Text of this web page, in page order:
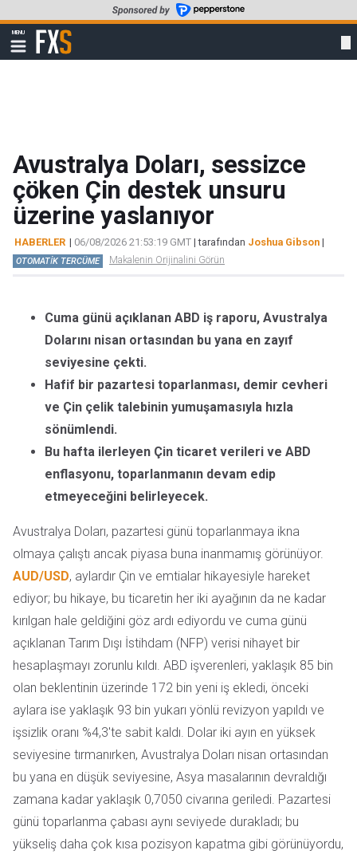
to
main
content
MENU
Show
navigation
FXStreet
Avustralya Doları, sessizce
çöken Çin destek unsuru
üzerine yaslanıyor
HABERLER | 06/08/2026 21:53:19 GMT | tarafından Joshua Gibson |
OTOMATİK TERCÜME Makalenin Orijinalini Görün
Cuma günü açıklanan ABD iş raporu, Avustralya
Dolarını nisan ortasından bu yana en zayıf
seviyesine çekti.
Hafif bir pazartesi toparlanması, demir cevheri
ve Çin çelik talebinin yumuşamasıyla hızla
sönümlendi.
Bu hafta ilerleyen Çin ticaret verileri ve ABD
enflasyonu, toparlanmanın devam edip
etmeyeceğini belirleyecek.
Avustralya Doları, pazartesi günü toparlanmaya ikna
olmaya çalıştı ancak piyasa buna inanmamış görünüyor.
AUD/USD, aylardır Çin ve emtialar hikayesiyle hareket
ediyor; bu hikaye, bu ticaretin her iki ayağının da ne kadar
kırılgan hale geldiğini göz ardı ediyordu ve cuma günü
açıklanan Tarım Dışı İstihdam (NFP) verisi nihayet bir
hesaplaşmayı zorunlu kıldı. ABD işverenleri, yaklaşık 85 bin
olan beklentinin üzerinde 172 bin yeni iş ekledi, önceki
aylara ise yaklaşık 93 bin yukarı yönlü revizyon yapıldı ve
işsizlik oranı %4,3'te sabit kaldı. Dolar iki ayın en yüksek
seviyesine tırmanırken, Avustralya Doları nisan ortasından
bu yana en düşük seviyesine, Asya masalarının devraldığı
zamana kadar yaklaşık 0,7050 civarına geriledi. Pazartesi
günü toparlanma çabası aynı seviyede durakladı; bu
yükseliş daha çok kısa pozisyon kapatma gibi görünüyordu,